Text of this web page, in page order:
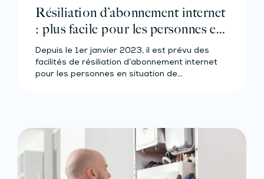
Résiliation d’abonnement internet
: plus facile pour les personnes en
difficultés ?
Depuis le 1er janvier 2023, il est prévu des
facilités de résiliation d’abonnement internet
pour les personnes en situation de…